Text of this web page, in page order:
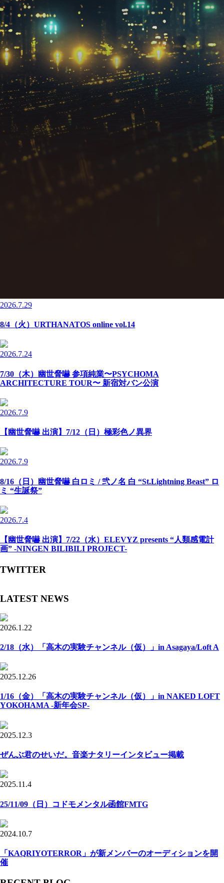
2026.7.29
8/4（火）URTHANATOS online vol.14
2026.7.24
7/30（木）幽世脅嚇 参項純業〜PSYCHOMA
ARCHITECTURE TOUR〜 新宿対バン公演
2026.7.9
【幽世脅嚇 出演】7/12（日）極彩色ノ異界
2026.7.9
8/16（日）幽世脅嚇 白ロミ / 弐ノ名 白 “St.Lightning Beast” ロ
ミ “生誕祭”
2026.7.4
【幽世脅嚇 出演】7/22（水）ELEVYZ presents “人類感電計
画” -NINGEN BILIBILI PROJECT-
TWITTER
LATEST NEWS
2026.1.22
2/18（水）「高木の実験チャンネル（仮）」in Asagaya/Loft A
2025.12.26
1/16（金）「高木の実験チャンネル（仮）」in NAKED LOFT
YOKOHAMA -新年会SP-
2025.12.3
ぜんぶ君のせいだ。音楽ナタリーインタビュー掲載
2025.11.4
25/11/09（日）コドモメンタル函館FMTG
2024.10.7
「KAQRIYOTERROR」が新メンバーのオーディションを開
催